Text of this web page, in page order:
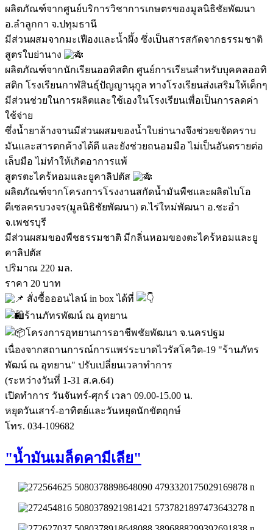
ผลิตภัณฑ์จากศูนย์บริการวิชาการเกษตรของมูลนิธิชัยพัฒนา
อ.ลำลูกกา จ.ปทุมธานี
มีส่วนผสมจากมะเฟืองและน้ำผึ้ง ซึ่งเป็นสารสกัดจากธรรมชาติ
สูตรใบย่านาง
ผลิตภัณฑ์จากนักเรียนออทิสติก ศูนย์การเรียนสำหรับบุคคลออทิ
สติก โรงเรียนกาฬสินธุ์ปัญญานุกูล ทางโรงเรียนส่งเสริมให้เด็กๆ
มีส่วนช่วยในการผลิตและใช้เองในโรงเรียนเพื่อเป็นการลดค่า
ใช้จ่าย
ซึ่งน้ำยาล้างจานมีส่วนผสมของน้ำใบย่านางจึงช่วยขจัดคราบ
มันและสารตกค้างได้ดี และยังช่วยถนอมมือ ไม่เป็นอันตรายต่อ
เล็บมือ ไม่ทำให้เกิดอาการแพ้
สูตรตะไคร้หอมและยูคาลิปตัส
ผลิตภัณฑ์จากโครงการโรงงานสกัดน้ำมันพืชและผลิตไบโอ
ดีเซลครบวงจร(มูลนิธิชัยพัฒนา) ต.ไร่ใหม่พัฒนา อ.ชะอำ
จ.เพชรบุรี
มีส่วนผสมของพืชธรรมชาติ มีกลิ่นหอมของตะไคร้หอมและยู
คาลิปตัส
ปริมาณ 220 มล.
ราคา 20 บาท
สั่งซื้อออนไลน์ in box ได้ที่
ร้านภัทรพัฒน์ ณ อุทยาน
โครงการอุทยานการอาชีพชัยพัฒนา จ.นครปฐม
เนื่องจากสถานการณ์การแพร่ระบาดไวรัสโควิด-19 "ร้านภัทร
พัฒน์ ณ อุทยาน" ปรับเปลี่ยนเวลาทำการ
(ระหว่างวันที่ 1-31 ส.ค.64)
เปิดทำการ วันจันทร์-ศุกร์ เวลา 09.00-15.00 น.
หยุดวันเสาร์-อาทิตย์และวันหยุดนักขัตฤกษ์
โทร. 034-109682
"น้ำมันเมล็ดคามีเลีย"